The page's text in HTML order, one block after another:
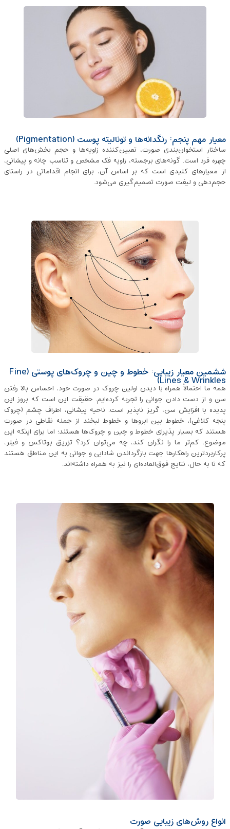
معیار مهم پنجم: رنگدانه‌ها و تونالیته پوست (Pigmentation)
ساختار استخوان‌بندی صورت، تعیین‌کننده زاویه‌ها و حجم‌ بخش‌های اصلی
چهره فرد است. گونه‌های برجسته، زاویه فک مشخص و تناسب چانه و پیشانی،
از معیارهای کلیدی است که بر اساس آن، برای انجام اقداماتی در راستای
حجم‌دهی و لیفت صورت تصمیم‌گیری می‌شود.
ششمین معیار زیبایی: خطوط و چین ‌و چروک‌های پوستی (Fine
Lines & Wrinkles)
همه ما احتمالاً همراه با دیدن اولین چروک در صورت خود، احساس بالا رفتن
سن و از دست دادن جوانی را تجربه کرده‌ایم. حقیقت این است که بروز این
پدیده با افزایش سن، گریز ناپذیر است. ناحیه پیشانی، اطراف چشم (چروک
پنجه ‌کلاغی)، خطوط بین ابروها و خطوط لبخند از جمله نقاطی در صورت
هستند که بسیار پذیرای خطوط و چین و چروک‌ها هستند؛ اما برای اینکه این
موضوع، کم‌تر ما را نگران کند، چه می‌توان کرد؟ تزریق بوتاکس و فیلر،
پرکاربردترین راهکارها جهت بازگرداندن شادابی و جوانی به این مناطق هستند
که تا به حال، نتایج فوق‌العاده‌ای را نیز به همراه داشته‌اند.
انواع روش‌های زیبا‌یی صورت